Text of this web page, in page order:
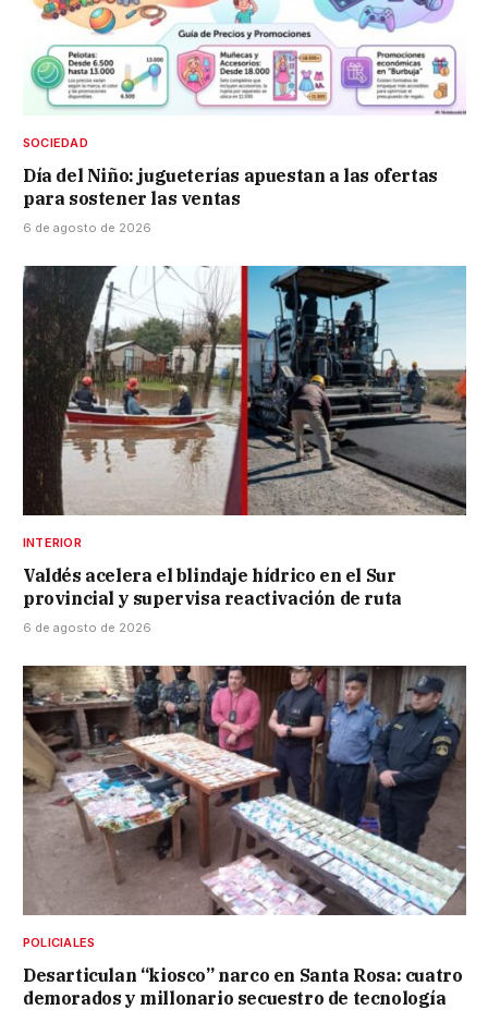
SOCIEDAD
Día del Niño: jugueterías apuestan a las ofertas
para sostener las ventas
6 de agosto de 2026
INTERIOR
Valdés acelera el blindaje hídrico en el Sur
provincial y supervisa reactivación de ruta
6 de agosto de 2026
POLICIALES
Desarticulan “kiosco” narco en Santa Rosa: cuatro
demorados y millonario secuestro de tecnología